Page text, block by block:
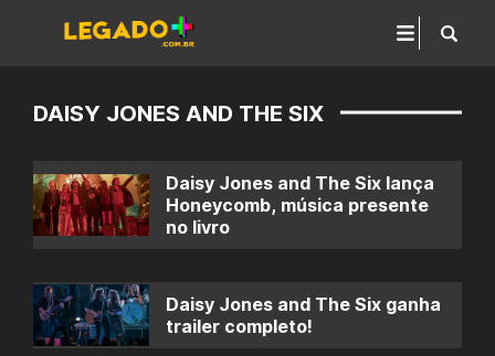
DAISY JONES AND THE SIX
Daisy Jones and The Six lança
Honeycomb, música presente
no livro
Daisy Jones and The Six ganha
trailer completo!